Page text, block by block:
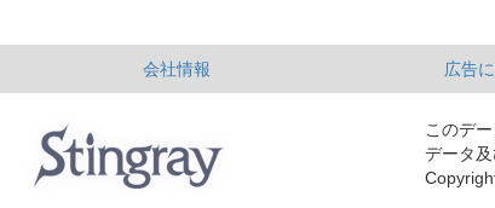
会社情報 広告
このデ
データ